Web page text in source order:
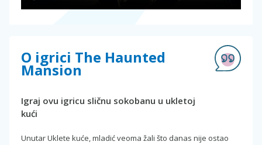
O igrici The Haunted
Mansion
Igraj ovu igricu sličnu sokobanu u ukletoj
kući
Unutar Uklete kuće, mladić veoma žali što danas nije ostao